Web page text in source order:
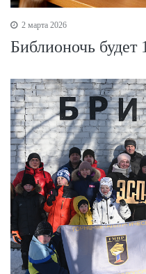
2 марта 2026
Библионочь будет